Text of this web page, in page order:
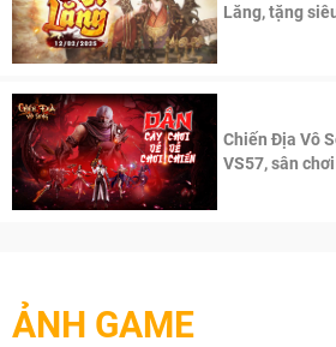
Lăng, tặng
Chiến Địa Vô
VS57, sân
ẢNH GAME